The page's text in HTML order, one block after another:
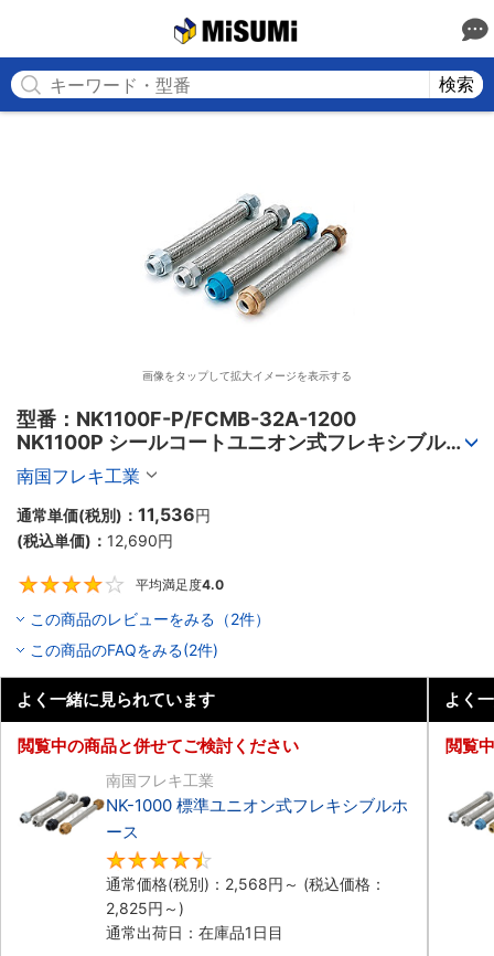
検索
画像をタップして拡大イメージを表示する
型番：NK1100F-P/FCMB-32A-1200
NK1100P シールコートユニオン式フレキシブルホ
ース
南国フレキ工業
通常単価(税別)： 11,536円
(税込単価)： 12,690円
平均満足度4.0
この商品のレビューをみる（2件）
この商品のFAQをみる(2件)
よく一緒に見られています
閲覧中の商品と併せてご検討ください
南国フレキ工業
NK-1000 標準ユニオン式フレキシブルホ
ース
通常価格(税別)： 2,568円 ～ (税込価格：
2,825円 ～)
通常出荷日：在庫品1日目
よく
閲覧